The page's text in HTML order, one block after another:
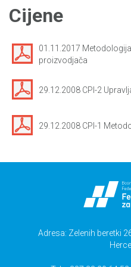
Cijene
01.11.2017
proizvodjača
29.12.2008 CPI-2
29.12.2008 CPI-1
Adresa: Zelenih beretki